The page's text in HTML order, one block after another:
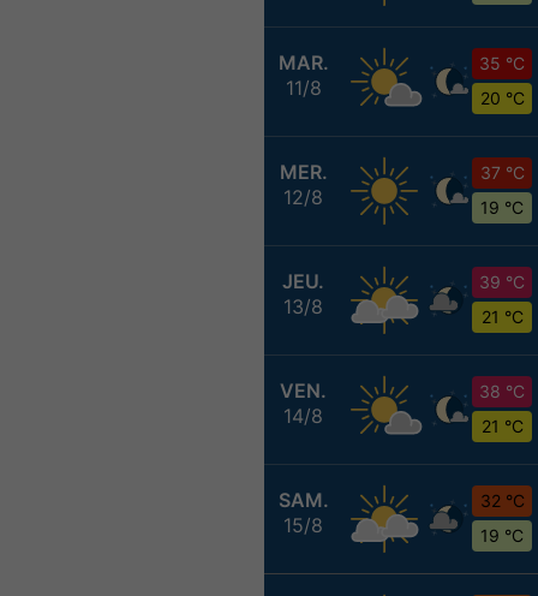
MAR.
11/8
35 °C
20 °C
MER.
12/8
37 °C
19 °C
JEU.
13/8
39 °C
21 °C
VEN.
14/8
38 °C
21 °C
SAM.
15/8
32 °C
19 °C